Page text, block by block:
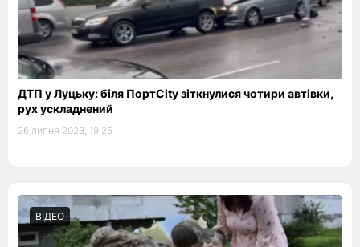
ДТП у Луцьку: біля ПортCity зіткнулися чотири автівки,
рух ускладнений
26 липня 2023, 19:25
ВІДЕО